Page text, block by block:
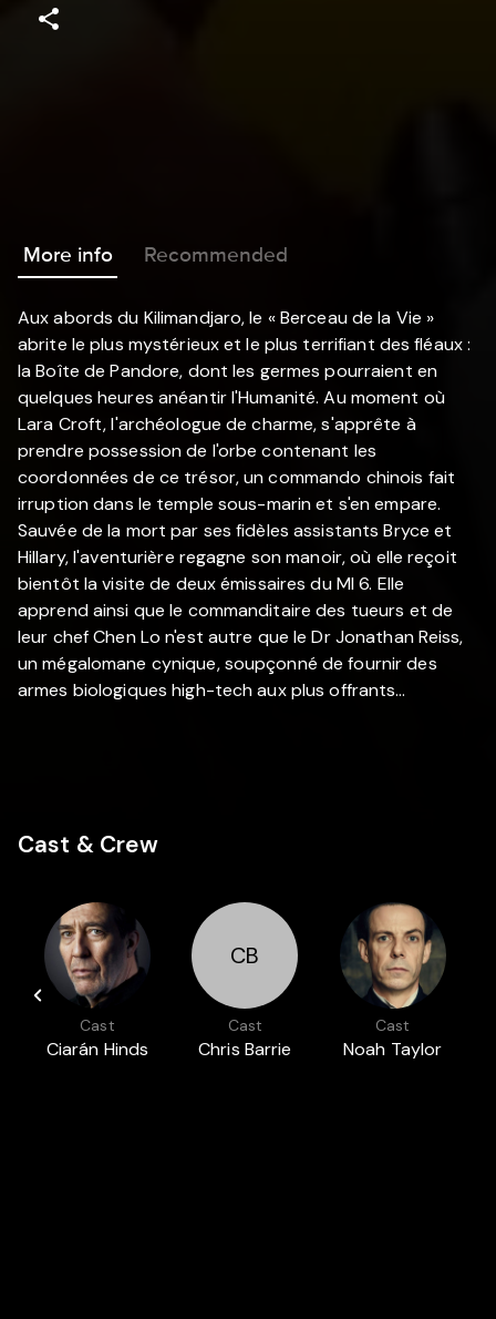
More info Recommended
Aux abords du Kilimandjaro, le « Berceau de la Vie »
abrite le plus mystérieux et le plus terrifiant des fléaux :
la Boîte de Pandore, dont les germes pourraient en
quelques heures anéantir l'Humanité. Au moment où
Lara Croft, l'archéologue de charme, s'apprête à
prendre possession de l'orbe contenant les
coordonnées de ce trésor, un commando chinois fait
irruption dans le temple sous-marin et s'en empare.
Sauvée de la mort par ses fidèles assistants Bryce et
Hillary, l'aventurière regagne son manoir, où elle reçoit
bientôt la visite de deux émissaires du MI 6. Elle
apprend ainsi que le commanditaire des tueurs et de
leur chef Chen Lo n'est autre que le Dr Jonathan Reiss,
un mégalomane cynique, soupçonné de fournir des
armes biologiques high-tech aux plus offrants…
Cast & Crew
Cast
Ciarán Hinds
CB
Cast
Chris Barrie
Cast
Noah Taylor